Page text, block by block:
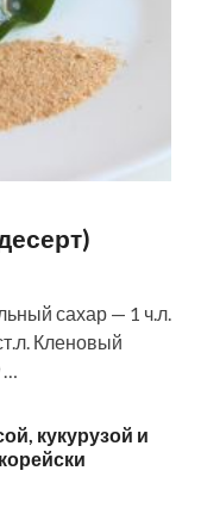
сахар — 1 ч.л.
Кленовый
кукурузой и